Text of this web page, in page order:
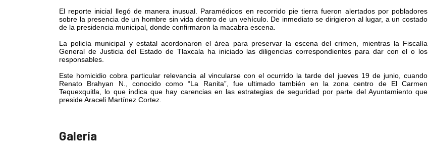
El reporte inicial llegó de manera inusual. Paramédicos en recorrido pie tierra fueron alertados por pobladores
sobre la presencia de un hombre sin vida dentro de un vehículo. De inmediato se dirigieron al lugar, a un costado
de la presidencia municipal, donde confirmaron la macabra escena.
La policía municipal y estatal acordonaron el área para preservar la escena del crimen, mientras la Fiscalía
General de Justicia del Estado de Tlaxcala ha iniciado las diligencias correspondientes para dar con el o los
responsables.
Este homicidio cobra particular relevancia al vincularse con el ocurrido la tarde del jueves 19 de junio, cuando
Renato Brahyan N., conocido como “La Ranita”, fue ultimado también en la zona centro de El Carmen
Tequexquitla, lo que indica que hay carencias en las estrategias de seguridad por parte del Ayuntamiento que
preside Araceli Martínez Cortez.
Galería